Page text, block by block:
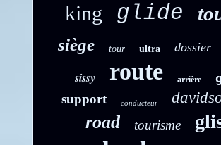
king glide
siège tour ultra dossier
sissy route arrière
support conducteur
road tourisme